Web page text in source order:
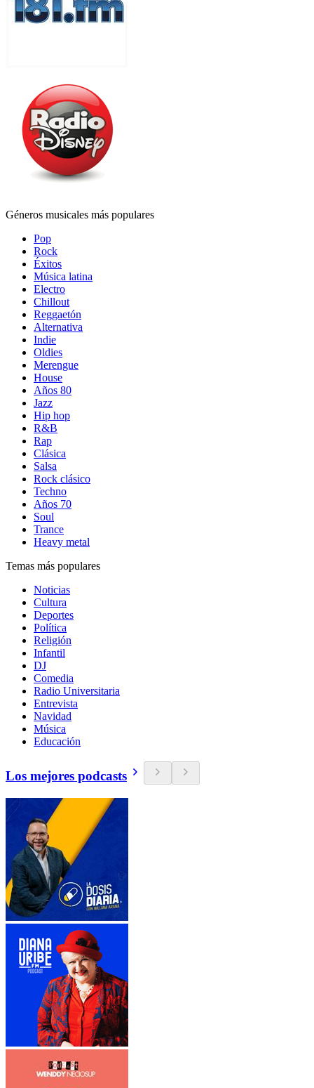
Géneros musicales más populares
Pop
Rock
Éxitos
Música latina
Electro
Chillout
Reggaetón
Alternativa
Indie
Oldies
Merengue
House
Años 80
Jazz
Hip hop
R&B
Rap
Clásica
Salsa
Rock clásico
Techno
Años 70
Soul
Trance
Heavy metal
Temas más populares
Noticias
Cultura
Deportes
Política
Religión
Infantil
DJ
Comedia
Radio Universitaria
Entrevista
Navidad
Música
Educación
Los mejores podcasts